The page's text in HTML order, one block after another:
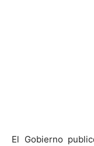
El Gobierno